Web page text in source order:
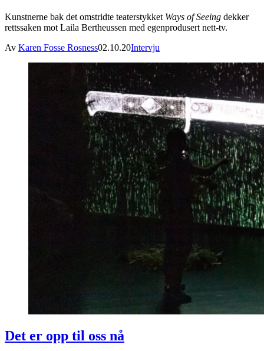
Kunstnerne bak det omstridte teaterstykket Ways of Seeing dekker
rettssaken mot Laila Bertheussen med egenprodusert nett-tv.
Av Karen Fosse Rosness02.10.20Intervju
Det er opp til oss nå